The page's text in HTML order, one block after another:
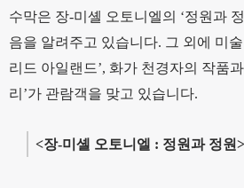
수막은 장-미셸 오토니엘의 ‘정원과
음을 알려주고 있습니다. 그 외에 미
리드 아일랜드’, 화가 천경자의 작품
리’가 관람객을 맞고 있습니다.
<장-미셸 오토니엘 : 정원과 정원>